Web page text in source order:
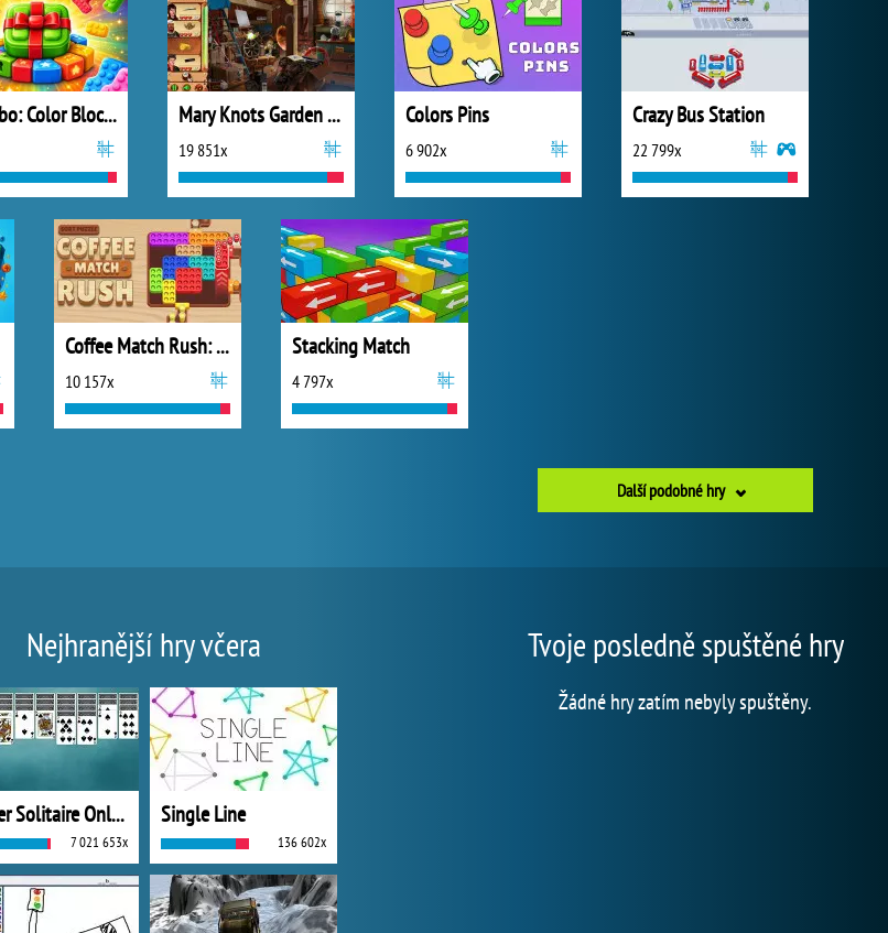
Blockibo: Color Blocks Mary Knots Garden Wedding Hidden Object
19 851x
Colors Pins
6 902x
Crazy Bus Station
22 799x
Coffee Match Rush: Sort Puzzle
10 157x
Stacking Match
4 797x
Další podobné hry
Nejhranější hry včera
Spider Solitaire Online
7 021 653x
Single Line
136 602x
Tvoje posledně spuštěné hry
Žádné hry zatím nebyly spuštěny.